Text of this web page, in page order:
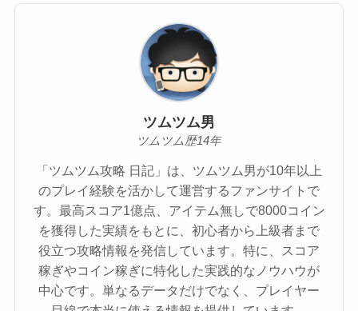
ツムツム男
ツムツム歴14年
「ツムツム攻略 日記」は、ツムツム男が10年以上
のプレイ経験を活かして運営するファンサイトで
す。最高スコア1億点、アイテム無しで8000コイン
を獲得した実績をもとに、初心者から上級者まで
役立つ攻略情報を発信しています。特に、スコア
稼ぎやコイン稼ぎに特化した実践的なノウハウが
中心です。単なるデータだけでなく、プレイヤー